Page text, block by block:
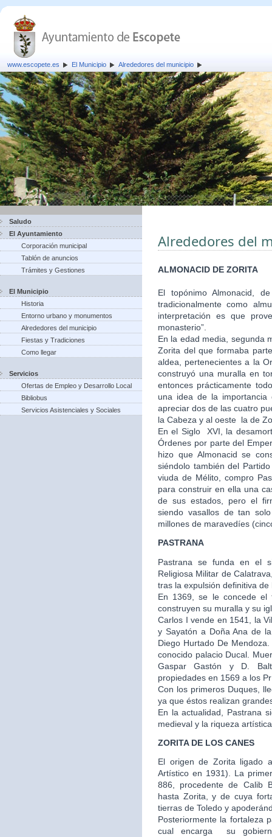
www.escopete.es El Municipio Alrededores del municipio
Saludo
El Ayuntamiento
Corporación municipal
Tablón de anuncios
Trámites y Gestiones
El Municipio
Historia
Entorno urbano y monumentos
Alrededores del municipio
Fiestas y Tradiciones
Como llegar
Servicios
Ofertas de Empleo y Desarrollo Local
Bibliobus
Servicios Asistenciales y Sociales
Alrededores del
ALMONACID DE ZORITA
El topónimo Almonacid,
tradicionalmente como
interpretación es que
monasterio”.
En la edad media, segunda
Zorita del que formaba
aldea, pertenecientes a la
construyó una muralla en
entonces prácticamente
una idea de la
apreciar dos de las cuatro
la Cabeza y al oeste la de
En el Siglo XVI, la
Órdenes por parte del
hizo que Almonacid se
siéndolo también del
viuda de Mélito, compro
para construir en ella una
de sus estados, pero el
siendo vasallos de tan
millones de maravedíes
PASTRANA
Pastrana se funda en el
Religiosa Militar de
tras la expulsión definitiva de
En 1369, se le concede el
construyen su muralla y su
Carlos I vende en 1541, la
y Sayatón a Doña Ana de
Diego Hurtado De
conocido palacio Ducal.
Gaspar Gastón y D.
propiedades en 1569 a los
Con los primeros Duques,
ya que éstos realizan
En la actualidad, Pastrana
medieval y la riqueza
ZORITA DE LOS CANES
El origen de Zorita ligado
Artístico en 1931). La
886, procedente de Calib
hasta Zorita, y de cuya
tierras de Toledo y
Posteriormente la fortaleza
cual encarga su